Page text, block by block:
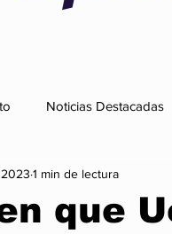
Noticias Destacadas
Vida Sana
que
1 min de lectura